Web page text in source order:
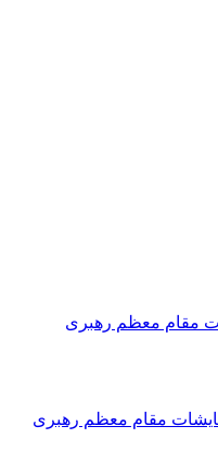
رهبری
معظم رهبری